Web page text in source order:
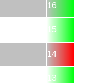
16
15
14
13